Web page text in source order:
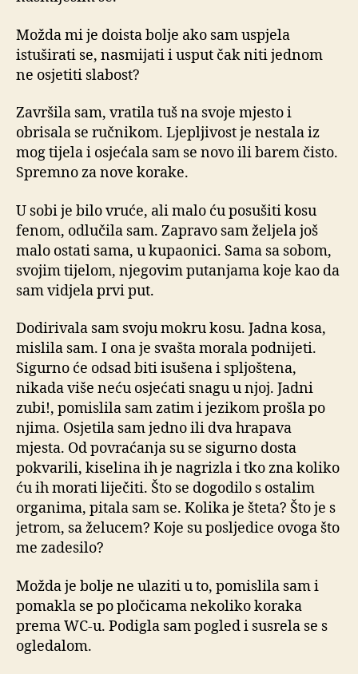
Možda mi je doista bolje ako sam uspjela
istuširati se, nasmijati i usput čak niti jednom
ne osjetiti slabost?
Završila sam, vratila tuš na svoje mjesto i
obrisala se ručnikom. Ljepljivost je nestala iz
mog tijela i osjećala sam se novo ili barem čisto.
Spremno za nove korake.
U sobi je bilo vruće, ali malo ću posušiti kosu
fenom, odlučila sam. Zapravo sam željela još
malo ostati sama, u kupaonici. Sama sa sobom,
svojim tijelom, njegovim putanjama koje kao da
sam vidjela prvi put.
Dodirivala sam svoju mokru kosu. Jadna kosa,
mislila sam. I ona je svašta morala podnijeti.
Sigurno će odsad biti isušena i spljoštena,
nikada više neću osjećati snagu u njoj. Jadni
zubi!, pomislila sam zatim i jezikom prošla po
njima. Osjetila sam jedno ili dva hrapava
mjesta. Od povraćanja su se sigurno dosta
pokvarili, kiselina ih je nagrizla i tko zna koliko
ću ih morati liječiti. Što se dogodilo s ostalim
organima, pitala sam se. Kolika je šteta? Što je s
jetrom, sa želucem? Koje su posljedice ovoga što
me zadesilo?
Možda je bolje ne ulaziti u to, pomislila sam i
pomakla se po pločicama nekoliko koraka
prema WC-u. Podigla sam pogled i susrela se s
ogledalom.